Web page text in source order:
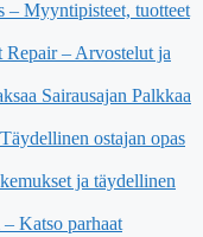
– Myyntipisteet, tuotteet
– Arvostelut ja
Sairausajan Palkkaa
ostajan opas
ja täydellinen
Katso parhaat